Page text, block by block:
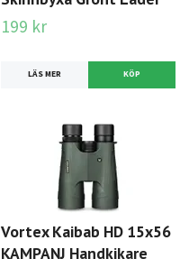
199 kr
LÄS MER KÖP
Vortex Kaibab HD 15x56
KAMPANJ Handkikare